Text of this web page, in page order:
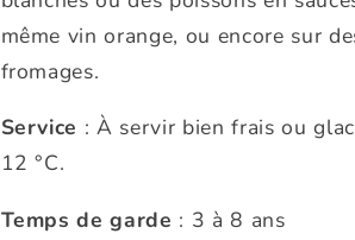
même vin orange, ou encore sur
fromages.
Service : À servir bien frais ou
12 °C.
Temps de garde : 3 à 8 ans